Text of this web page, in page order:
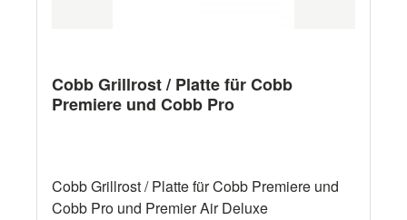
Cobb Grillrost / Platte für Cobb
Premiere und Cobb Pro
Cobb Grillrost / Platte für Cobb Premiere und
Cobb Pro und Premier Air Deluxe